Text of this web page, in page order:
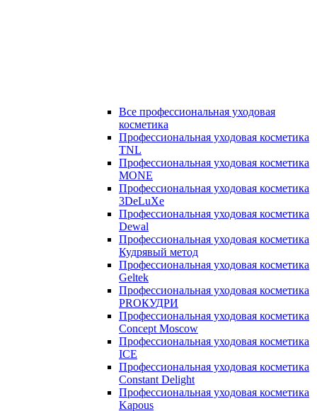
Все профессиональная уходовая
косметика
Профессиональная уходовая косметика
TNL
Профессиональная уходовая косметика
MONE
Профессиональная уходовая косметика
3DeLuXe
Профессиональная уходовая косметика
Dewal
Профессиональная уходовая косметика
Кудрявый метод
Профессиональная уходовая косметика
Geltek
Профессиональная уходовая косметика
PROКУДРИ
Профессиональная уходовая косметика
Concept Moscow
Профессиональная уходовая косметика
ICE
Профессиональная уходовая косметика
Constant Delight
Профессиональная уходовая косметика
Kapous